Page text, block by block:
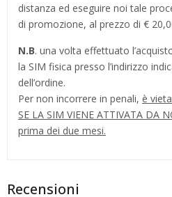
distanza ed eseguire noi tale
di promozione, al prezzo di €
N.B. una volta effettuato
la SIM fisica presso l’indirizzo
dell’ordine.
Per non incorrere in penali, è
SE LA SIM VIENE ATTIVATA DA
prima dei due mesi.
Recensioni